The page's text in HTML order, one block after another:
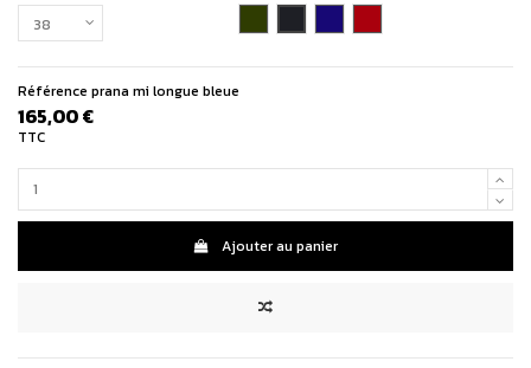
Référence prana mi longue bleue
165,00 €
TTC
Ajouter au panier